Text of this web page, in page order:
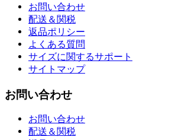
お問い合わせ
配送＆関税
返品ポリシー
よくある質問
サイズに関するサポート
サイトマップ
お問い合わせ
お問い合わせ
配送＆関税